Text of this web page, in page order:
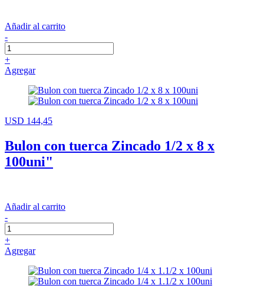
Añadir al carrito
-
+
Agregar
USD 144,45
Bulon con tuerca Zincado 1/2 x 8 x
100uni"
Añadir al carrito
-
+
Agregar